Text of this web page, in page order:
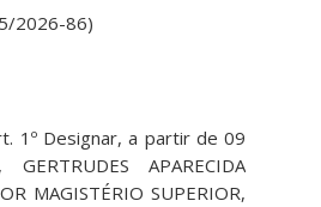
2026-86)
1º Designar, a partir de 09
APARECIDA
MAGISTÉRIO SUPERIOR,